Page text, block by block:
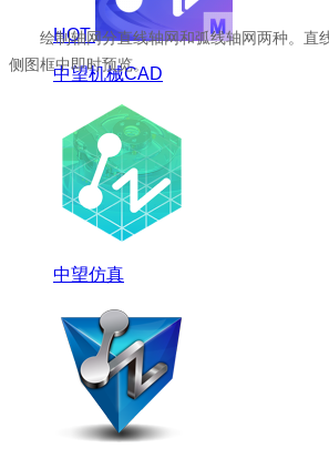
HOT
中望机械CAD
中望仿真
绘制轴网分直线轴网和弧线轴网两种。直
侧图框中即时预览。